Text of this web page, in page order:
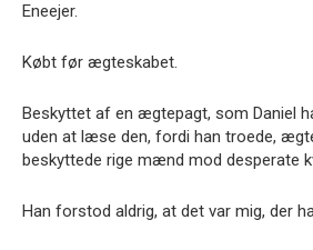
Eneejer.
Købt før ægteskabet.
Beskyttet af en ægtepagt, som Daniel
uden at læse den, fordi han troede,
beskyttede rige mænd mod desperate
Han forstod aldrig, at det var mig, der